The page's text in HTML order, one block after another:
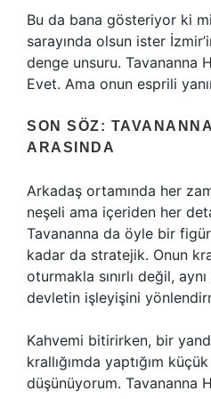
Bu da bana gösteriyor ki
sarayında olsun ister
denge unsuru. Tavananna
Evet. Ama onun esprili
SON SÖZ:
ARASINDA
Arkadaş ortamında her
neşeli ama içeriden her
Tavananna da öyle bir
kadar da stratejik. Onun
oturmakla sınırlı değil,
devletin işleyişini
Kahvemi bitirirken, bir
krallığımda yaptığım
düşünüyorum. Tavananna